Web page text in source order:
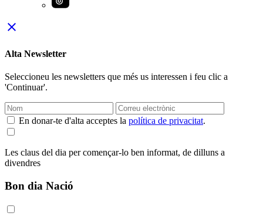
close
Alta Newsletter
Seleccioneu les newsletters que més us interessen i feu clic a
'Continuar'.
En donar-te d'alta acceptes la política de privacitat.
Les claus del dia per començar-lo ben informat, de dilluns a
divendres
Bon dia Nació